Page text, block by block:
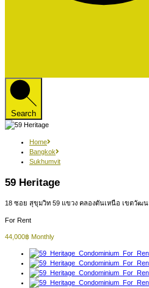
Search
Home
Bangkok
Sukhumvit
59 Heritage
18 ซอย สุขุมวิท 59 แขวง คลองตันเหนือ เขตวัฒน
For Rent
44,000฿ Monthly